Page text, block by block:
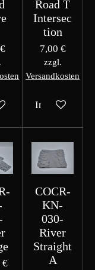
Road T
Intersec
tion
7,00 €
zzgl.
Versandkosten
In den
€
COCR-
KN-
030-
River
Straight
A